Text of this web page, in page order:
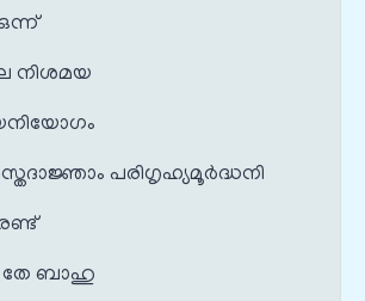
നിശമയ
പരിഗൃഹ്യമൂർദ്ധനി
തേ ബാഹു